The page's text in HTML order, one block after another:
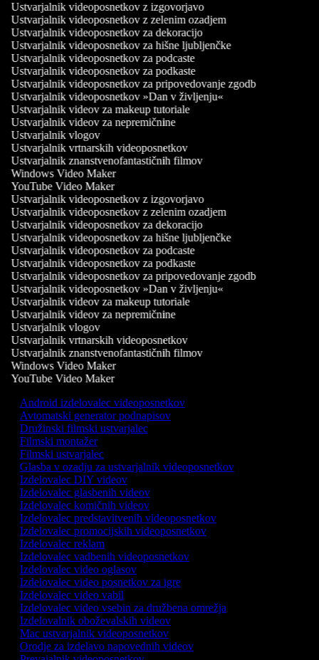
Ustvarjalnik videoposnetkov z izgovorjavo
Ustvarjalnik videoposnetkov z zelenim ozadjem
Ustvarjalnik videoposnetkov za dekoracijo
Ustvarjalnik videoposnetkov za hišne ljubljenčke
Ustvarjalnik videoposnetkov za podcaste
Ustvarjalnik videoposnetkov za podkaste
Ustvarjalnik videoposnetkov za pripovedovanje zgodb
Ustvarjalnik videoposnetkov »Dan v življenju«
Ustvarjalnik videov za makeup tutoriale
Ustvarjalnik videov za nepremičnine
Ustvarjalnik vlogov
Ustvarjalnik vrtnarskih videoposnetkov
Ustvarjalnik znanstvenofantastičnih filmov
Windows Video Maker
YouTube Video Maker
Ustvarjalnik videoposnetkov z izgovorjavo
Ustvarjalnik videoposnetkov z zelenim ozadjem
Ustvarjalnik videoposnetkov za dekoracijo
Ustvarjalnik videoposnetkov za hišne ljubljenčke
Ustvarjalnik videoposnetkov za podcaste
Ustvarjalnik videoposnetkov za podkaste
Ustvarjalnik videoposnetkov za pripovedovanje zgodb
Ustvarjalnik videoposnetkov »Dan v življenju«
Ustvarjalnik videov za makeup tutoriale
Ustvarjalnik videov za nepremičnine
Ustvarjalnik vlogov
Ustvarjalnik vrtnarskih videoposnetkov
Ustvarjalnik znanstvenofantastičnih filmov
Windows Video Maker
YouTube Video Maker
Android izdelovalec videoposnetkov
Avtomatski generator podnapisov
Družinski filmski ustvarjalec
Filmski montažer
Filmski ustvarjalec
Glasba v ozadju za ustvarjalnik videoposnetkov
Izdelovalec DIY videov
Izdelovalec glasbenih videov
Izdelovalec komičnih videov
Izdelovalec predstavitvenih videoposnetkov
Izdelovalec promocijskih videoposnetkov
Izdelovalec reklam
Izdelovalec vadbenih videoposnetkov
Izdelovalec video oglasov
Izdelovalec video posnetkov za igre
Izdelovalec video vabil
Izdelovalec video vsebin za družbena omrežja
Izdelovalnik oboževalskih videov
Mac ustvarjalnik videoposnetkov
Orodje za izdelavo napovednih videov